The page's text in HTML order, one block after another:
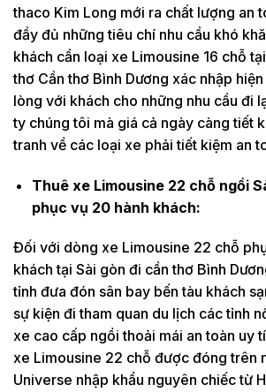
thaco Kim Long mới ra chất lượng an
đầy đủ những tiêu chí nhu cầu khó
khách cần loại xe Limousine 16 chỗ
thơ Cần thơ Bình Dương xác nhập
lòng với khách cho những nhu cầu đi
ty chúng tôi mà giá cả ngày càng tiết
tranh về các loại xe phải tiết kiệm an
Thuê xe Limousine 22 chỗ ngồi
phục vụ 20 hành khách:
Đối với dòng xe Limousine 22 chỗ
khách tại Sài gòn đi cần thơ Bình
tỉnh đưa đón sân bay bến tàu khách
sự kiện đi tham quan du lịch các tỉnh
xe cao cấp ngồi thoải mái an toàn uy
xe Limousine 22 chỗ được đóng trên
Universe nhập khẩu nguyên chiếc từ